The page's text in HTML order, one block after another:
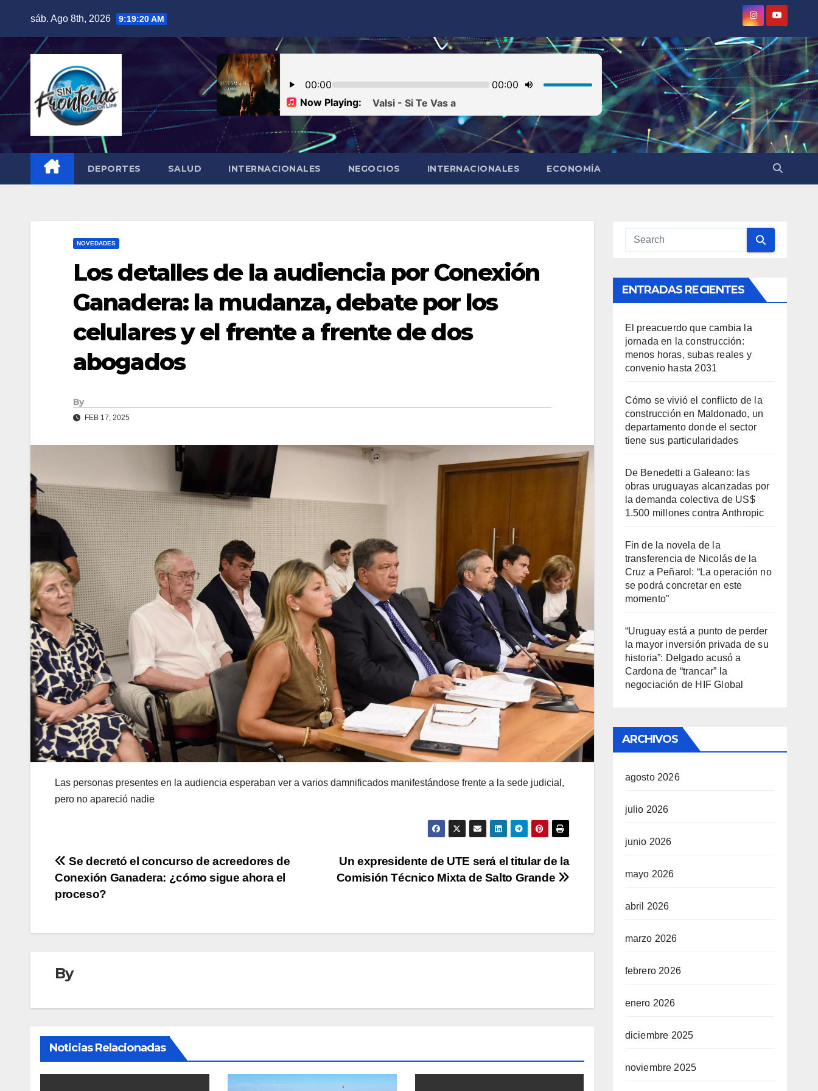
sáb. Ago 8th, 2026 9:19:21 AM
DEPORTES SALUD INTERNACIONALES NEGOCIOS INTERNACIONALES ECONOMÍA
NOVEDADES
Los detalles de la audiencia por Conexión
Ganadera: la mudanza, debate por los
celulares y el frente a frente de dos
abogados
By
FEB 17, 2025
Las personas presentes en la audiencia esperaban ver a varios damnificados manifestándose frente a la sede judicial,
pero no apareció nadie
Navegación
de
Un expresidente de UTE será el titular de la
Comisión Técnico Mixta de Salto Grande
Se decretó el concurso de acreedores de
Conexión Ganadera: ¿cómo sigue ahora el
proceso?
By
Noticias Relacionadas
ENTRADAS RECIENTES
El preacuerdo que cambia la
jornada en la construcción:
menos horas, subas reales y
convenio hasta 2031
Cómo se vivió el conflicto de la
construcción en Maldonado, un
departamento donde el sector
tiene sus particularidades
De Benedetti a Galeano: las
obras uruguayas alcanzadas por
la demanda colectiva de US$
1.500 millones contra Anthropic
Fin de la novela de la
transferencia de Nicolás de la
Cruz a Peñarol: “La operación no
se podrá concretar en este
momento”
“Uruguay está a punto de perder
la mayor inversión privada de su
historia”: Delgado acusó a
Cardona de “trancar” la
negociación de HIF Global
ARCHIVOS
agosto 2026
julio 2026
junio 2026
mayo 2026
abril 2026
marzo 2026
febrero 2026
enero 2026
diciembre 2025
noviembre 2025